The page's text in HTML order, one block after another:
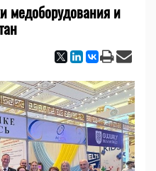
медоборудования и